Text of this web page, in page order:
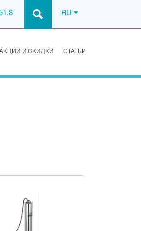
RU
АКЦИИ И СКИДКИ СТАТЬИ